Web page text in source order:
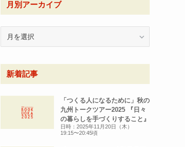
月別アーカイブ
ー
イ
ブ
新着記事
「つくる人になるために」秋の
九州トークツアー2025 『日々
の暮らしを手づくりすること』
日時：2025年11月20日（木）
19:15〜20:45頃